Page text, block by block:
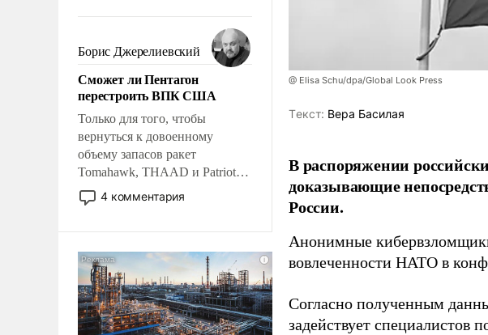
сложна и амбициозна. Однако
и ее реализация радикально
поднимет наши боевые
возможности.
Борис Джерелиевский
Сможет ли Пентагон
перестроить ВПК США
Только для того, чтобы
вернуться к довоенному
объему запасов ракет
Tomahawk, THAAD и Patriot
США потребуется более трех
лет. Даже небольшая война с
Сложившаяся ситуация
означает многолетний период
уязвимости США, например,
перед Китаем.
4 комментария
@ Elisa Schu/dpa/Global Look Press
Tекст: Вера Басилая
В распоряжении
доказывающие
России.
Анонимные
вовлеченности НАТО в
Согласно полученным
задействует специалистов